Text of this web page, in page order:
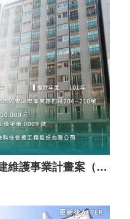
（凌雲大廈）都市更新整建維護事業計畫案（套餐A）